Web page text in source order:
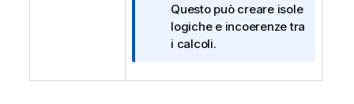
f
o
r
a
Questo può creare isole
logiche e incoerenze tra
i calcoli.